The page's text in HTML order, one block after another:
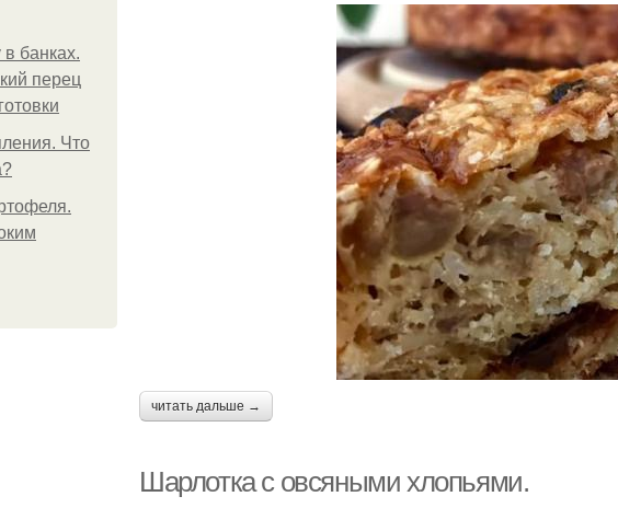
банках.
перец
Что
Шарлотка из овсяных
читать дальше →
Шарлотка с овсяными хлопьями.